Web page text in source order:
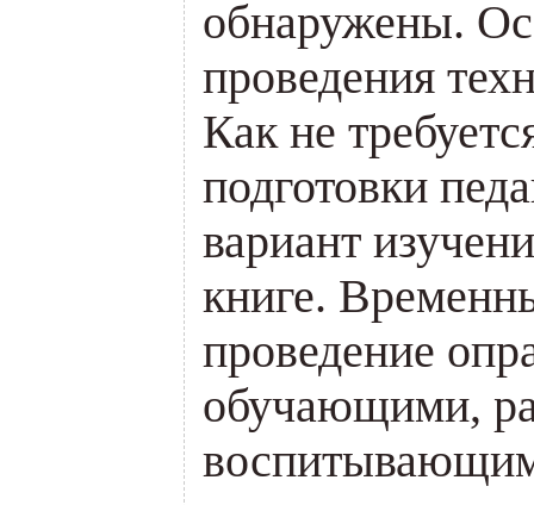
обнаружены.
проведения
Как не
подготовки
вариант
книге.
проведение
обучающими,